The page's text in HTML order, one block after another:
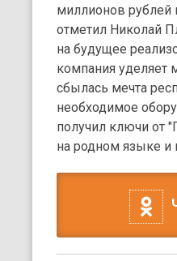
миллионов
отметил Николай
на будущее
компания уделяет
сбылась мечта
необходимое
получил ключи от
на родном языке и